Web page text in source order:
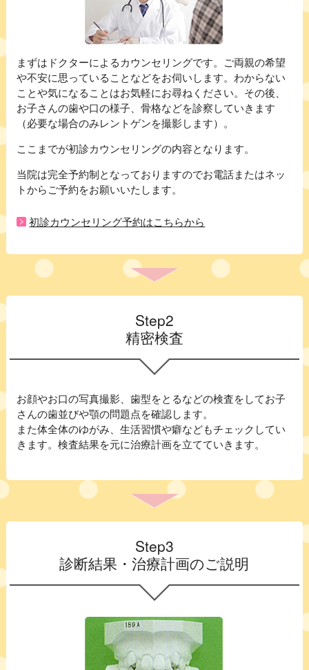
まずはドクターによるカウンセリングです。ご両親の希望
や不安に思っていることなどをお伺いします。わからない
ことや気になることはお気軽にお尋ねください。その後、
お子さんの歯や口の様子、骨格などを診察していきます
（必要な場合のみレントゲンを撮影します）。
ここまでが初診カウンセリングの内容となります。
当院は完全予約制となっておりますのでお電話またはネッ
トからご予約をお願いいたします。
初診カウンセリング予約はこちらから
Step2
精密検査
お顔やお口の写真撮影、歯型をとるなどの検査をしてお子
さんの歯並びや顎の問題点を確認します。
また体全体のゆがみ、生活習慣や癖などもチェックしてい
きます。検査結果を元に治療計画を立てていきます。
Step3
診断結果・治療計画のご説明